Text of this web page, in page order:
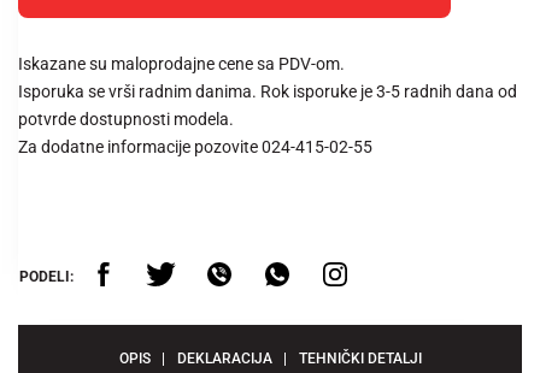
Iskazane su maloprodajne cene sa PDV-om.
Isporuka se vrši radnim danima. Rok isporuke je 3-5 radnih dana od
potvrde dostupnosti modela.
Za dodatne informacije pozovite 024-415-02-55
PODELI:
OPIS DEKLARACIJA TEHNIČKI DETALJI